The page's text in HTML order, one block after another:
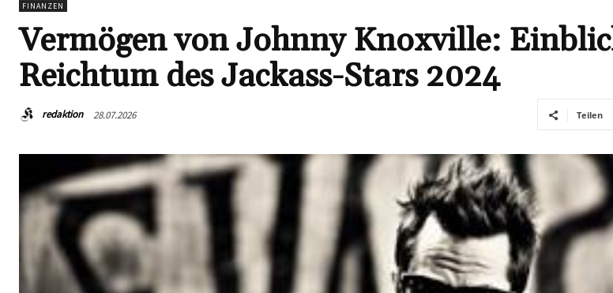
FINANZEN
Vermögen von Johnny Knoxville:
Reichtum des Jackass-Stars 2024
redaktion 28.07.2026 Teilen